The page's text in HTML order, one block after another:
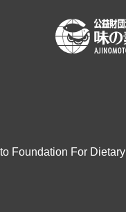
Foundation For